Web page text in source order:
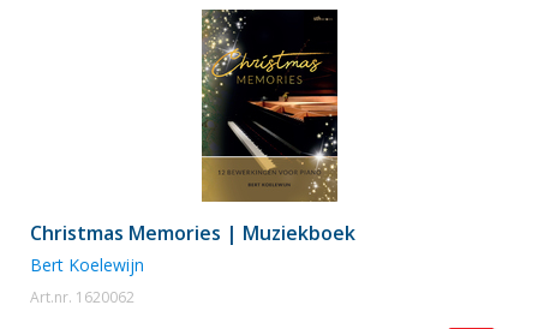
Christmas Memories | Muziekboek
Bert Koelewijn
Art.nr. 1620062